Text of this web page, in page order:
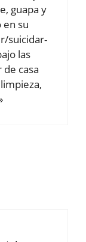
guapa y
en su
suicidar-
las
casa